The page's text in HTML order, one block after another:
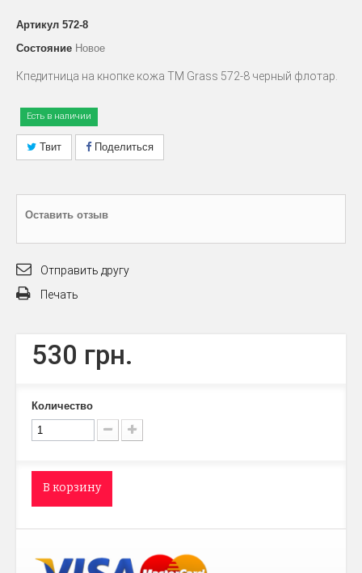
Артикул 572-8
Состояние Новое
Кпедитница на кнопке кожа TM Grass 572-8 черный флотар.
Есть в наличии
Твит Поделиться
Оставить отзыв
Отправить другу
Печать
530 грн.
Количество
В корзину